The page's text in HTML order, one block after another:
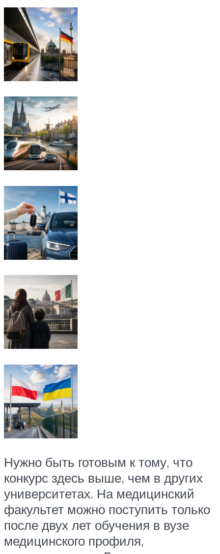
Нужно быть готовым к тому, что
конкурс здесь выше, чем в других
университетах. На медицинский
факультет можно поступить только
после двух лет обучения в вузе
медицинского профиля,